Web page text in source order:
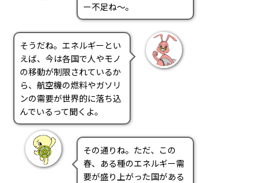
PRA原則
Q & A
会社概要
お問い合わせ
年間休刊日
サイトマップ
採用情報
English Website
瑞姆亜太能源諮問(北京)
ー不足ね～。
そうだね。エネルギーとい
えば、今は各国で人やモノ
の移動が制限されているか
ら、航空機の燃料やガソリ
ンの需要が世界的に落ち込
んでいるって聞くよ。
その通りね。ただ、この
春、ある種のエネルギー需
要が盛り上がった国がある